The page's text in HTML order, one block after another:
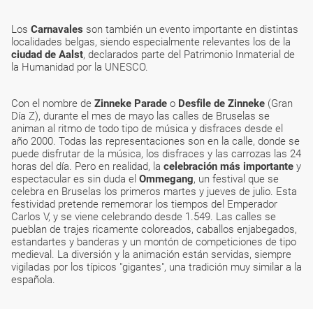
Los Carnavales son también un evento importante en distintas
localidades belgas, siendo especialmente relevantes los de la
ciudad de Aalst, declarados parte del Patrimonio Inmaterial de
la Humanidad por la UNESCO.
Con el nombre de Zinneke Parade o Desfile de Zinneke (Gran
Día Z), durante el mes de mayo las calles de Bruselas se
animan al ritmo de todo tipo de música y disfraces desde el
año 2000. Todas las representaciones son en la calle, donde se
puede disfrutar de la música, los disfraces y las carrozas las 24
horas del día. Pero en realidad, la celebración más importante y
espectacular es sin duda el Ommegang, un festival que se
celebra en Bruselas los primeros martes y jueves de julio. Esta
festividad pretende rememorar los tiempos del Emperador
Carlos V, y se viene celebrando desde 1.549. Las calles se
pueblan de trajes ricamente coloreados, caballos enjabegados,
estandartes y banderas y un montón de competiciones de tipo
medieval. La diversión y la animación están servidas, siempre
vigiladas por los típicos "gigantes", una tradición muy similar a la
española.